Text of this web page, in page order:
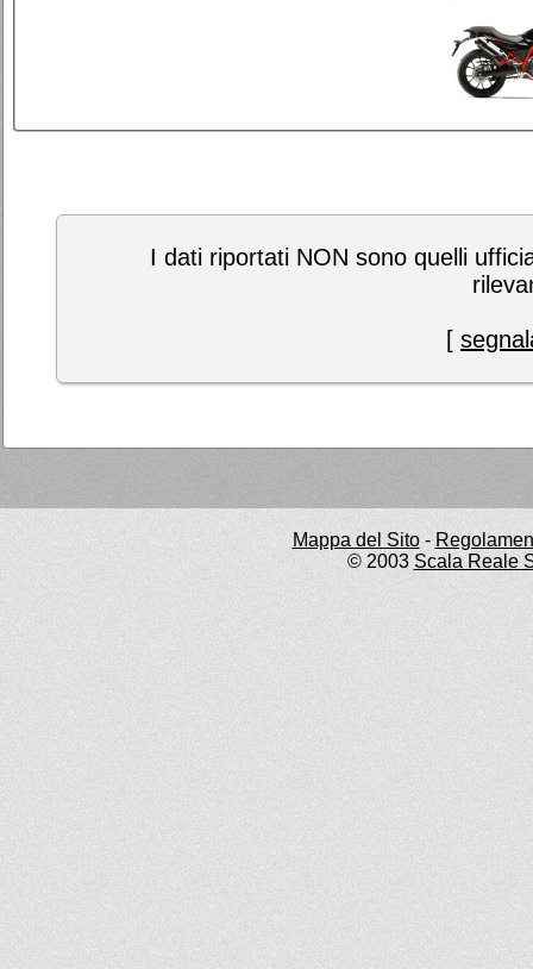
I dati riportati NON sono quelli
[
Mappa del Sito-
© 2003 Scala Reale